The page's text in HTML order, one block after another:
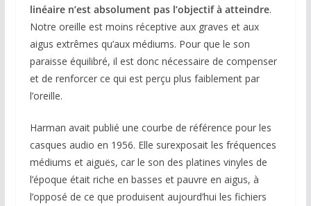
linéaire n’est absolument pas l’objectif à atteindre.
Notre oreille est moins réceptive aux graves et aux
aigus extrêmes qu’aux médiums. Pour que le son
paraisse équilibré, il est donc nécessaire de compenser
et de renforcer ce qui est perçu plus faiblement par
l’oreille.
Harman avait publié une courbe de référence pour les
casques audio en 1956. Elle surexposait les fréquences
médiums et aiguës, car le son des platines vinyles de
l’époque était riche en basses et pauvre en aigus, à
l’opposé de ce que produisent aujourd’hui les fichiers